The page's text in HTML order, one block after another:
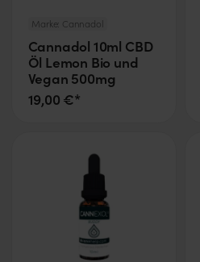
Marke: Cannadol
Cannadol 10ml CBD
Öl Lemon Bio und
Vegan 500mg
19,00 €*